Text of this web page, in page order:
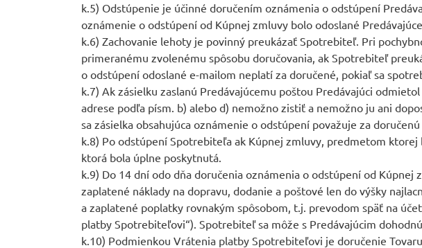
k.5) Odstúpenie je účinné doručením oznámenia o odstúpení
oznámenie o odstúpení od Kúpnej zmluvy bolo odoslané
k.6) Zachovanie lehoty je povinný preukázať Spotrebiteľ. Pri
primeranému zvolenému spôsobu doručovania, ak Spotrebiteľ
o odstúpení odoslané e-mailom neplatí za doručené, pokiaľ sa
k.7) Ak zásielku zaslanú Predávajúcemu poštou Predávajúci
adrese podľa písm. b) alebo d) nemožno zistiť a nemožno ju ani
sa zásielka obsahujúca oznámenie o odstúpení považuje za
k.8) Po odstúpení Spotrebiteľa ak Kúpnej zmluvy, predmetom
ktorá bola úplne poskytnutá.
k.9) Do 14 dní odo dňa doručenia oznámenia o odstúpení od
zaplatené náklady na dopravu, dodanie a poštové len do výšky
a zaplatené poplatky rovnakým spôsobom, t.j. prevodom späť na
platby Spotrebiteľovi“). Spotrebiteľ sa môže s Predávajúcim
k.10) Podmienkou Vrátenia platby Spotrebiteľovi je doručenie